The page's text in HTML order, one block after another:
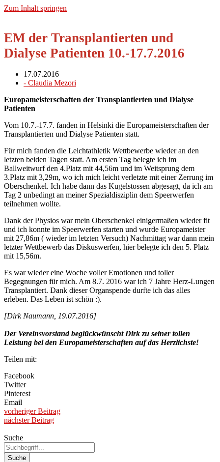
Zum Inhalt springen
EM der Transplantierten und
Dialyse Patienten 10.-17.7.2016
17.07.2016
- Claudia Mezori
Europameisterschaften der Transplantierten und Dialyse
Patienten
Vom 10.7.-17.7. fanden in Helsinki die Europameisterschaften der
Transplantierten und Dialyse Patienten statt.
Für mich fanden die Leichtathletik Wettbewerbe wieder an den
letzten beiden Tagen statt. Am ersten Tag belegte ich im
Ballweitwurf den 4.Platz mit 44,56m und im Weitsprung dem
3.Platz mit 3,29m, wo ich mich leicht verletzte mit einer Zerrung im
Oberschenkel. Ich habe dann das Kugelstossen abgesagt, da ich am
Tag 2 unbedingt an meiner Spezialdisziplin dem Speerwerfen
teilnehmen wollte.
Dank der Physios war mein Oberschenkel einigermaßen wieder fit
und ich konnte im Speerwerfen starten und wurde Europameister
mit 27,86m ( wieder im letzten Versuch) Nachmittag war dann mein
letzter Wettbewerb das Diskuswerfen, hier belegte ich den 5. Platz
mit 15,56m.
Es war wieder eine Woche voller Emotionen und toller
Begegnungen für mich. Am 8.7. 2016 war ich 7 Jahre Herz-Lungen
Transplantiert. Dank dieser Organspende durfte ich das alles
erleben. Das Leben ist schön :).
[Dirk Naumann, 19.07.2016]
Der Vereinsvorstand beglückwünscht Dirk zu seiner tollen
Leistung bei den Europameisterschaften auf das Herzlichste!
Teilen mit:
Facebook
Twitter
Pinterest
Email
vorheriger Beitrag
nächster Beitrag
Suche
Suche